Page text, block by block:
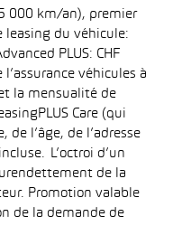
000 km/an), premier
leasing du véhicule:
PLUS: CHF
véhicules à
la mensualité de
Care (qui
de l’âge, de l’adresse
L’octroi d’un
de la
Promotion valable
de la demande de